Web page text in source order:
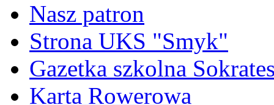
Nasz patron
Strona UKS "Smyk"
Gazetka szkolna
Karta Rowerowa